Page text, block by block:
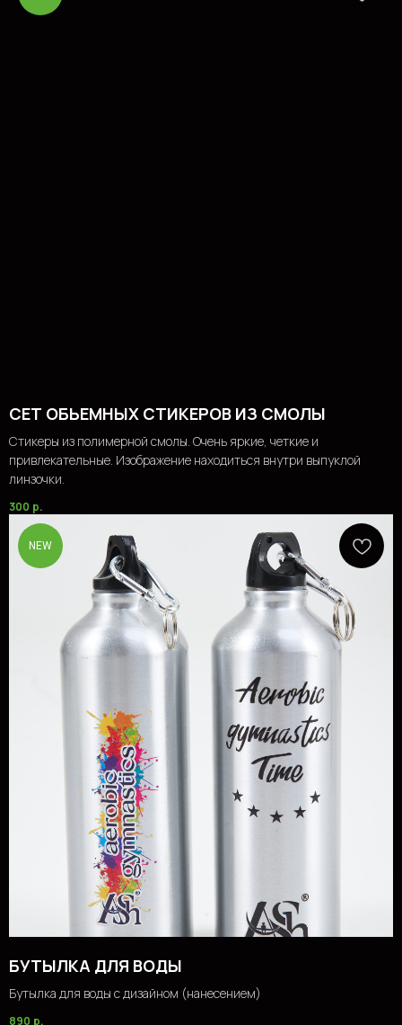
СЕТ ОБЬЕМНЫХ СТИКЕРОВ ИЗ СМОЛЫ
Стикеры из полимерной смолы. Очень яркие, четкие и
привлекательные. Изображение находиться внутри выпуклой
линзочки.
300 р.
NEW
БУТЫЛКА ДЛЯ ВОДЫ
Бутылка для воды с дизайном (нанесением)
890 р.